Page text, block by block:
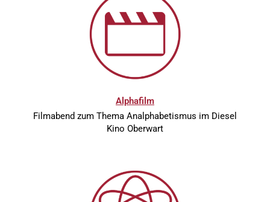
Alphafilm
Filmabend zum Thema Analphabetismus im Diesel
Kino Oberwart